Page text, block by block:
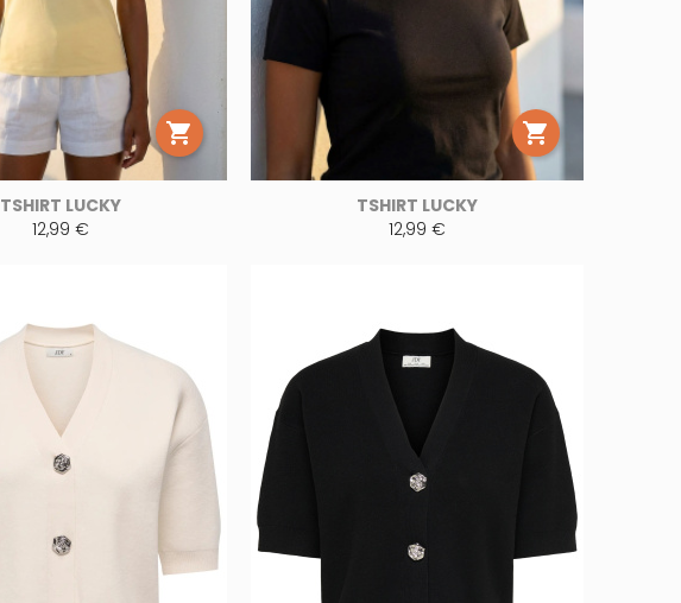

TSHIRT LUCKY
12,99 €

TSHIRT LUCKY
12,99 €